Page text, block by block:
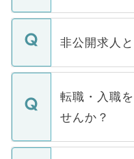
ご登録いただ
登録内容を確
ます。通常、5
いただきます
非公開求人
マイナビ
うち約3割は
けない「非公
下記の理由に
ません。
転職・入職
せんか？
転職・入職を